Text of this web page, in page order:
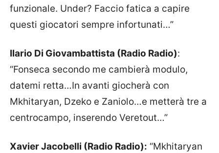
funzionale. Under? Faccio fatica a capire
questi giocatori sempre infortunati…”
Ilario Di Giovambattista (Radio Radio):
“Fonseca secondo me cambierà modulo,
datemi retta…In avanti giocherà con
Mkhitaryan, Dzeko e Zaniolo…e metterà tre a
centrocampo, inserendo Veretout…”
Xavier Jacobelli (Radio Radio): “Mkhitaryan